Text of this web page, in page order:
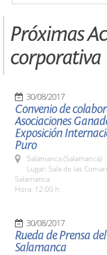
Próximas
corporativa
30/08/2017
Convenio de
Asociaciones
Exposición
Puro
Salamanca (Salamanca)
Lugar: Sala de las
Salamanca
Hora: 12:00 h.
30/08/2017
Rueda de Prensa
Salamanca